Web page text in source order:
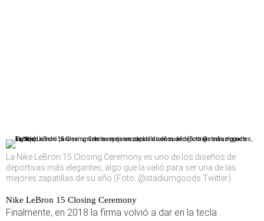
La Nike LeBron 15 Closing Ceremony es uno de los diseños de
deportivas más elegantes, algo que la valió para ser una de las
mejores zapatillas de su año (Foto: @stadiumgoods Twitter)
Nike LeBron 15 Closing Ceremony
Finalmente, en 2018 la firma volvió a dar en la tecla